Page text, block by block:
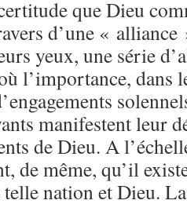
que Dieu
d’une «
yeux, une série
l’importance, dans
manifestent leur
de Dieu. A
de même, qu’il
telle nation et Dieu.